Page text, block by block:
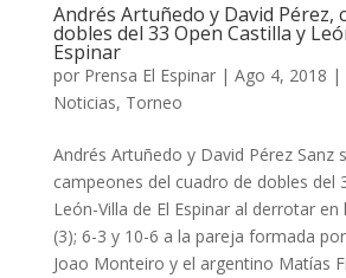
Andrés Artuñedo y David Pérez,
dobles del 33 Open Castilla y
Espinar
por Prensa El Espinar| Ago 4, 2018 |
Noticias, Torneo
Andrés Artuñedo y David Pérez Sanz
campeones del cuadro de dobles del
León-Villa de El Espinar al derrotar
(3); 6-3 y 10-6 a la pareja formada
Joao Monteiro y el argentino Matías